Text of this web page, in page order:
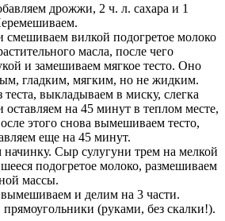
дрожжи, 2 ч. л. сахара и 1
смешиваем вилкой подогретое молоко
масла, после чего
и замешиваем мягкое тесто. Оно
гладким, мягким, но не жидким.
выкладываем в миску, слегка
на 45 минут в теплом месте,
этого снова вымешиваем тесто,
еще на 45 минут.
Сыр сулугуни трем на мелкой
подогретое молоко, размешиваем
массы.
вымешиваем и делим на 3 части.
прямоугольники (руками, без скалки!).